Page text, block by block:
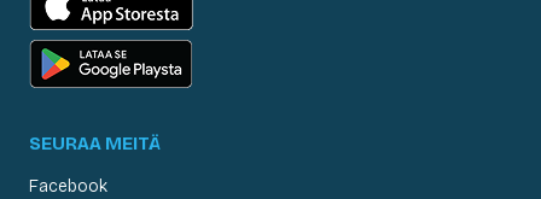
SEURAA MEITÄ
Facebook